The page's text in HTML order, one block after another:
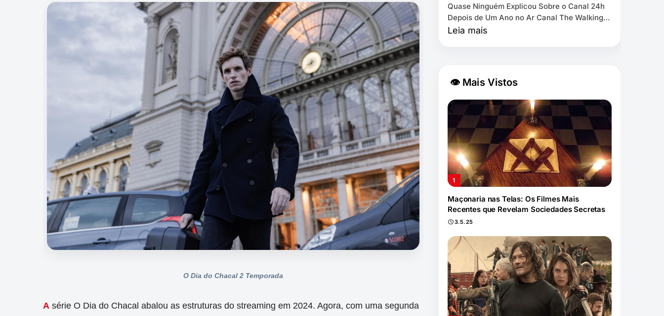
O Dia do Chacal 2 Temporada
A série O Dia do Chacal abalou as estruturas do streaming em 2024. Agora, com uma segunda
Quase Ninguém Explicou Sobre o Canal 24h
Depois de Um Ano no Ar Canal The Walking
Dead by AMC exibe as 11 temporadas de
Leia mais
👁 Mais Vistos
Maçonaria nas Telas: Os Filmes Mais
Recentes que Revelam Sociedades Secretas
3.5.25